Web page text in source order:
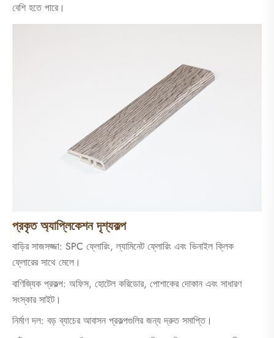
বেশি হতে পারে।
প্রকৃত অ্যাপ্লিকেশন দৃশ্যকল্প
বাড়ির সাজসজ্জা: SPC ফ্লোরিং, ল্যামিনেট ফ্লোরিং এবং ভিনাইল ক্লিক
ফ্লোরের সাথে মেলে।
বাণিজ্যিক প্রকল্প: অফিস, হোটেল করিডোর, পোশাকের দোকান এবং সাধারণ
সংস্কার সাইট।
নির্মাণ দল: বড় ব্যাচের আবাসন প্রকল্পগুলির জন্য দ্রুত সমাপ্তি।